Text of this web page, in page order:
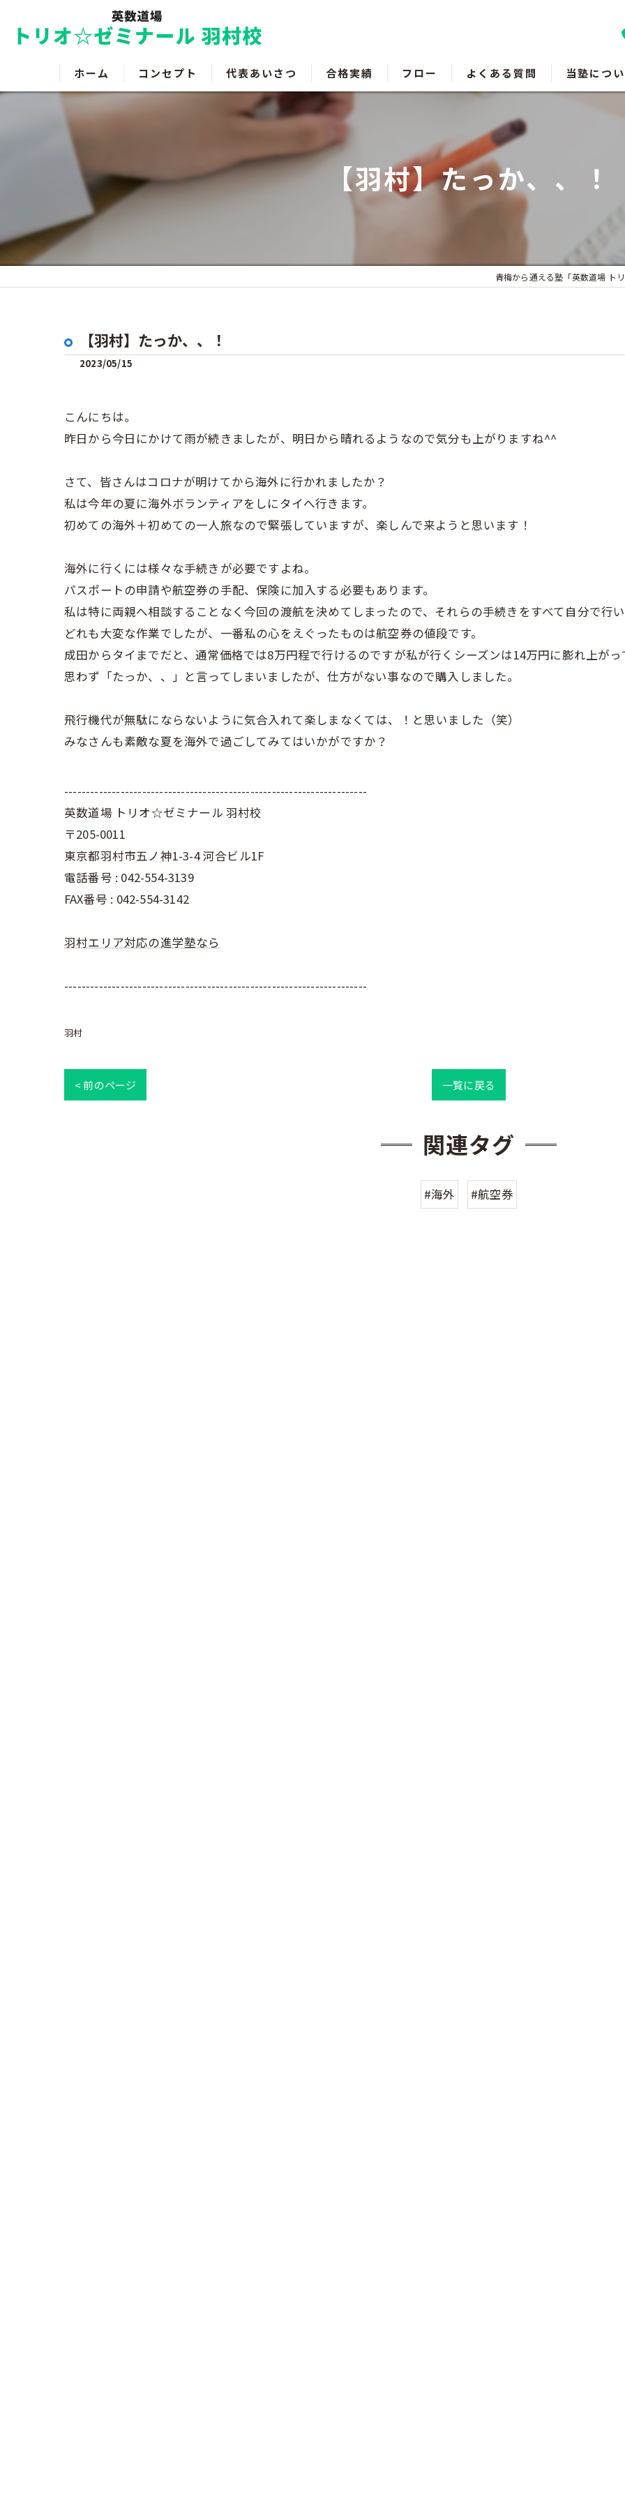
ホーム コンセプト 代表あいさつ 合格実績 フロー よくある質問 当塾につ
福生の塾
受験対策
【羽村】たっか、、！
青梅から通える塾「英数道場 ト
【羽村】たっか、、！
2023/05/15
こんにちは。
昨日から今日にかけて雨が続きましたが、明日から晴れるようなので気分も上がりますね^^
さて、皆さんはコロナが明けてから海外に行かれましたか？
私は今年の夏に海外ボランティアをしにタイへ行きます。
初めての海外＋初めての一人旅なので緊張していますが、楽しんで来ようと思います！
海外に行くには様々な手続きが必要ですよね。
パスポートの申請や航空券の手配、保険に加入する必要もあります。
私は特に両親へ相談することなく今回の渡航を決めてしまったので、それらの手続きをすべて自分で行い
どれも大変な作業でしたが、一番私の心をえぐったものは航空券の値段です。
成田からタイまでだと、通常価格では8万円程で行けるのですが私が行くシーズンは14万円に膨れ上がっ
思わず「たっか、、」と言ってしまいましたが、仕方がない事なので購入しました。
飛行機代が無駄にならないように気合入れて楽しまなくては、！と思いました（笑）
みなさんも素敵な夏を海外で過ごしてみてはいかがですか？
----------------------------------------------------------------------
英数道場 トリオ☆ゼミナール 羽村校
〒205-0011
東京都羽村市五ノ神1-3-4 河合ビル1F
電話番号 : 042-554-3139
FAX番号 : 042-554-3142
羽村エリア対応の進学塾なら
----------------------------------------------------------------------
羽村
< 前のページ 一覧に戻る
関連タグ
#海外 #航空券